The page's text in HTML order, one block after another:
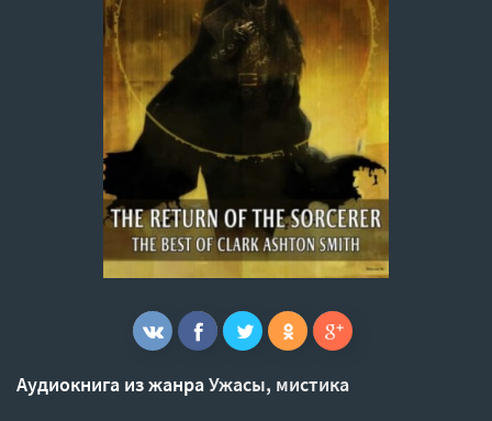
Аудиокнига из жанраУжасы, мистика